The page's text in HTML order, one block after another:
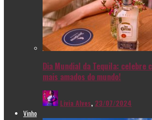
Dia Mundial da Tequila: celebre
mais amados do mundo!
Livia Alves, 23/07/2024
Vinho